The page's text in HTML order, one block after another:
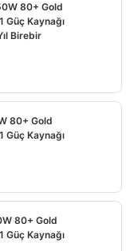
80+ Gold
Güç Kaynağı
Birebir
80+ Gold
Güç Kaynağı
80+ Gold
Güç Kaynağı